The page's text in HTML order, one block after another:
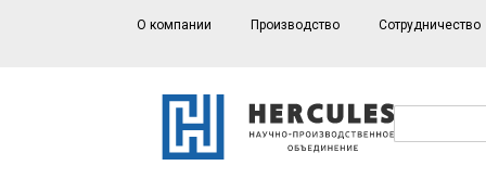
О компании Производство Сотрудничество